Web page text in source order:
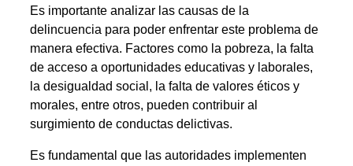
Es importante analizar las causas de la
delincuencia para poder enfrentar este problema de
manera efectiva. Factores como la pobreza, la falta
de acceso a oportunidades educativas y laborales,
la desigualdad social, la falta de valores éticos y
morales, entre otros, pueden contribuir al
surgimiento de conductas delictivas.
Es fundamental que las autoridades implementen